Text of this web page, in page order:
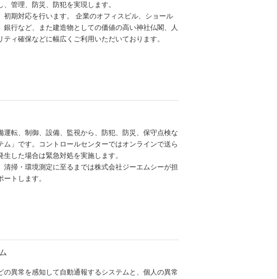
管理、防災、防犯を実現します。
期対応を行います。 企業のオフィスビル、ショール
行など、また建造物としての価値の高い神社仏閣、人
ィ確保などに幅広くご利用いただいております。
転、制御、設備、監視から、防犯、防災、保守点検な
」です。コントロールセンターではオンラインで送ら
した場合は緊急対処を実施します。
掃・環境測定に至るまでは株式会社ジーエムシーが担
トします。
異常を感知して自動通報するシステムと、個人の異常